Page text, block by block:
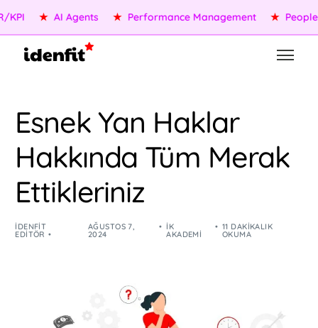
★ AI Agents ★ Performance Management ★ People
Esnek Yan Haklar
Hakkında Tüm Merak
Ettikleriniz
IDENFIT
EDITÖR
AĞUSTOS 7,
2024
İK
AKADEMI
11 DAKIKALIK
OKUMA